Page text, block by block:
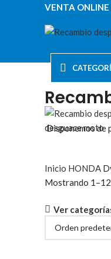
VENTA
Disponemos de
Inicio HONDA
Mostrando
Ver